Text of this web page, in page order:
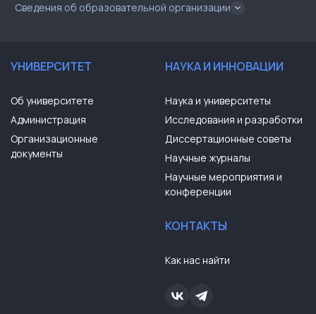
Сведения об образовательной организации
УНИВЕРСИТЕТ
Об университете
Администрация
Организационные
документы
НАУКА И ИННОВАЦИИ
Наука и университеты
Исследования и разработки
Диссертационные советы
Научные журналы
Научные мероприятия и
конференции
КОНТАКТЫ
Как нас найти